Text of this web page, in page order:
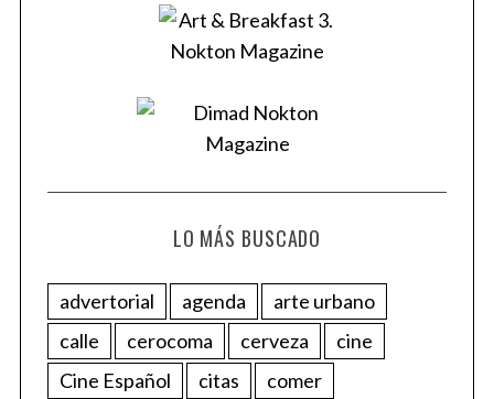
LO MÁS BUSCADO
advertorial agenda
arte urbano
calle
cerocoma cerveza
cine
Cine Español
citas
comer